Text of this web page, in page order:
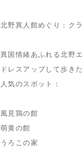
北野異人館めぐり：ク
異国情緒あふれる北野
ドレスアップして歩き
人気のスポット：
風見鶏の館
萌黄の館
うろこの家